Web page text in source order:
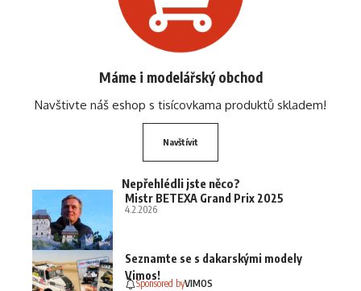
Máme i modelářský obchod
Navštivte náš eshop s tisícovkama produktů skladem!
Navštívit
Nepřehlédli jste něco?
Mistr BETEXA Grand Prix 2025
4.2.2026
Seznamte se s dakarskými modely
Vimos!
Sponsored byVIMOS